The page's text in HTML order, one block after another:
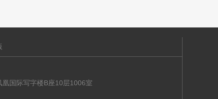
国际写字楼B座10层1006室